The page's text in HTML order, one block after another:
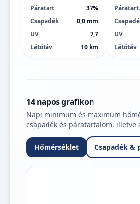
Páratart.
37%
Csapadék
0,0 mm
UV
7,7
Látótáv
10 km
Páratart.
UV
Látótáv
14 napos grafikon
Napi minimum és maximum
csapadék és páratartalom, illetve
Hőmérséklet Csapadék &